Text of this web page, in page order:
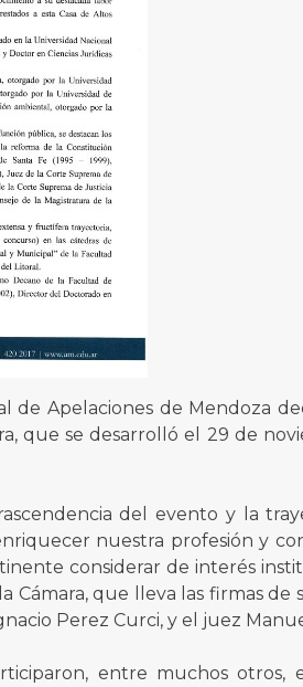
de Apelaciones de Mendoza
que se desarrolló el 29 de
del evento y la
nuestra profesión y
considerar de interés
Cámara, que lleva las firmas
Perez Curci, y el juez
entre muchos otros,